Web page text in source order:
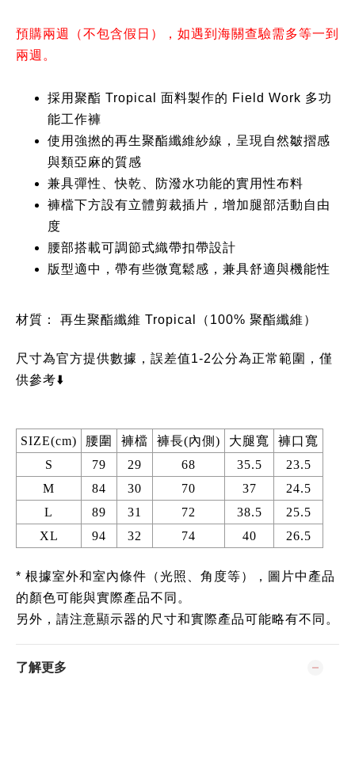
預購兩週（不包含假日），如遇到海關查驗需多等一到
兩週。
採用聚酯 Tropical 面料製作的 Field Work 多功
能工作褲
使用強撚的再生聚酯纖維紗線，呈現自然皺摺感
與類亞麻的質感
兼具彈性、快乾、防潑水功能的實用性布料
褲檔下方設有立體剪裁插片，增加腿部活動自由
度
腰部搭載可調節式織帶扣帶設計
版型適中，帶有些微寬鬆感，兼具舒適與機能性
材質： 再生聚酯纖維 Tropical（100% 聚酯纖維）
尺寸為官方提供數據，誤差值1-2公分為正常範圍，僅
供參考⬇️
SIZE(cm) 腰圍 褲檔 褲長(內側) 大腿寬
褲口寬
S
79 29 68 35.5
23.5
M
84 30 70 37
24.5
L
89 31 72 38.5
25.5
XL
94 32 74 40 26.5
* 根據室外和室內條件（光照、角度等），圖片中產品
的顏色可能與實際產品不同。
另外，請注意顯示器的尺寸和實際產品可能略有不同。
了解更多